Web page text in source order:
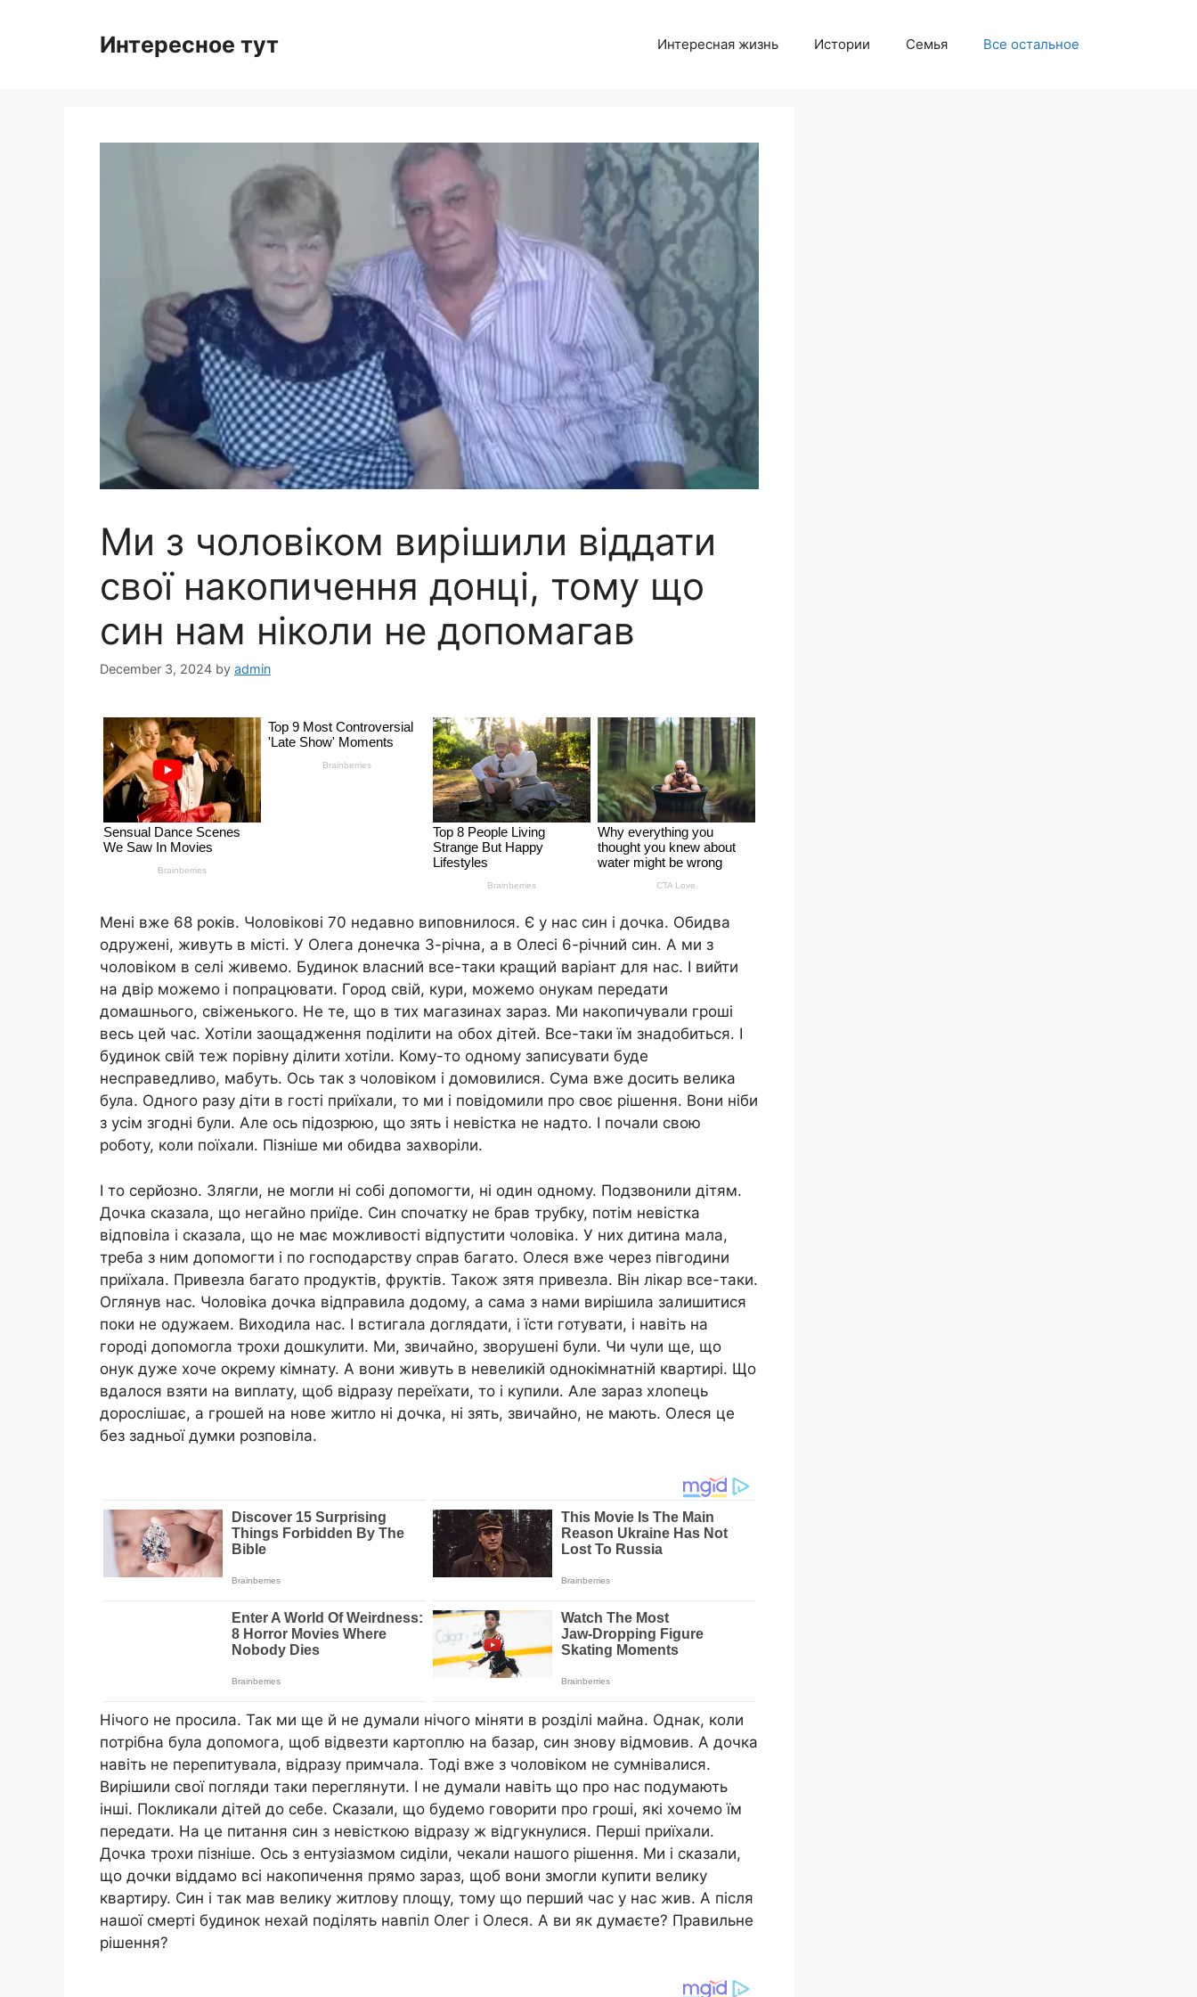
Интересное тут Интересная жизнь Истории Семья Все остальное
Ми з чоловіком вирішили віддати
свої накопичення донці, тому що
син нам ніколи не допомагав
December 3, 2024 by admin
Мені вже 68 років. Чоловікові 70 недавно виповнилося. Є у нас син і дочка. Обидва
одружені, живуть в місті. У Олега донечка 3-річна, а в Олесі 6-річний син. А ми з
чоловіком в селі живемо. Будинок власний все-таки кращий варіант для нас. І вийти
на двір можемо і попрацювати. Город свій, кури, можемо онукам передати
домашнього, свіженького. Не те, що в тих магазинах зараз. Ми накопичували гроші
весь цей час. Хотіли заощадження поділити на обох дітей. Все-таки їм знадобиться. І
будинок свій теж порівну ділити хотіли. Кому-то одному записувати буде
несправедливо, мабуть. Ось так з чоловіком і домовилися. Сума вже досить велика
була. Одного разу діти в гості приїхали, то ми і повідомили про своє рішення. Вони ніби
з усім згодні були. Але ось підозрюю, що зять і невістка не надто. І почали свою
роботу, коли поїхали. Пізніше ми обидва захворіли.
І то серйозно. Злягли, не могли ні собі допомогти, ні один одному. Подзвонили дітям.
Дочка сказала, що негайно приїде. Син спочатку не брав трубку, потім невістка
відповіла і сказала, що не має можливості відпустити чоловіка. У них дитина мала,
треба з ним допомогти і по господарству справ багато. Олеся вже через півгодини
приїхала. Привезла багато продуктів, фруктів. Також зятя привезла. Він лікар все-таки.
Оглянув нас. Чоловіка дочка відправила додому, а сама з нами вирішила залишитися
поки не одужаем. Виходила нас. І встигала доглядати, і їсти готувати, і навіть на
городі допомогла трохи дошкулити. Ми, звичайно, зворушені були. Чи чули ще, що
онук дуже хоче окрему кімнату. А вони живуть в невеликій однокімнатній квартирі. Що
вдалося взяти на виплату, щоб відразу переїхати, то і купили. Але зараз хлопець
дорослішає, а грошей на нове житло ні дочка, ні зять, звичайно, не мають. Олеся це
без задньої думки розповіла.
Нічого не просила. Так ми ще й не думали нічого міняти в розділі майна. Однак, коли
потрібна була допомога, щоб відвезти картоплю на базар, син знову відмовив. А дочка
навіть не перепитувала, відразу примчала. Тоді вже з чоловіком не сумнівалися.
Вирішили свої погляди таки переглянути. І не думали навіть що про нас подумають
інші. Покликали дітей до себе. Сказали, що будемо говорити про гроші, які хочемо їм
передати. На це питання син з невісткою відразу ж відгукнулися. Перші приїхали.
Дочка трохи пізніше. Ось з ентузіазмом сиділи, чекали нашого рішення. Ми і сказали,
що дочки віддамо всі накопичення прямо зараз, щоб вони змогли купити велику
квартиру. Син і так мав велику житлову площу, тому що перший час у нас жив. А після
нашої смерті будинок нехай поділять навпіл Олег і Олеся. А ви як думаєте? Правильне
рішення?